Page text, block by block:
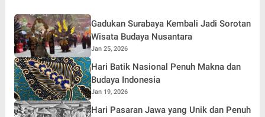
Gadukan Surabaya Kembali Jadi Sorotan
Wisata Budaya Nusantara
Jan 25, 2026
Hari Batik Nasional Penuh Makna dan
Budaya Indonesia
Jan 19, 2026
Hari Pasaran Jawa yang Unik dan Penuh